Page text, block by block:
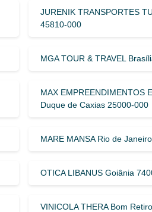
JURENIK TRANSPORTES
45810-000
MGA TOUR & TRAVEL
MAX EMPREENDIMENTOS
Duque de Caxias 25000-000
MARE MANSA Rio de
OTICA LIBANUS Goiânia
VINICOLA THERA Bom